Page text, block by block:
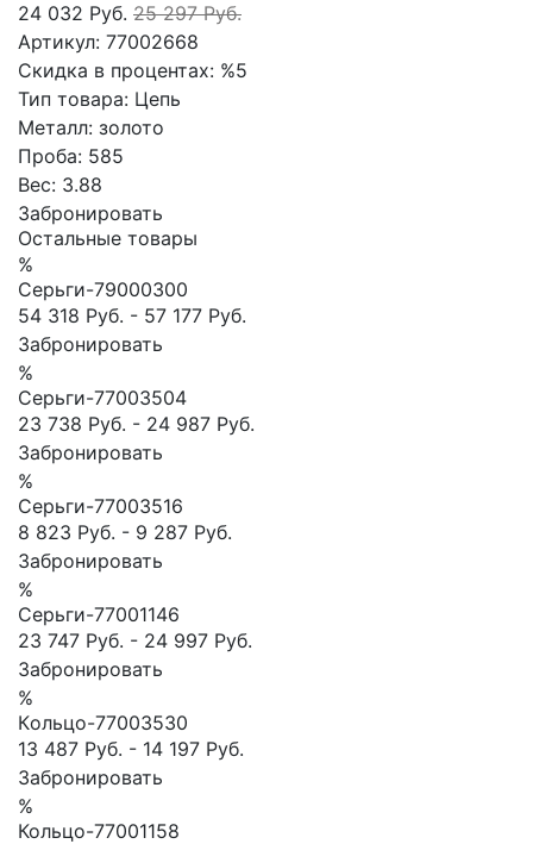
24 032 Руб. 25 297 Руб.
Артикул: 77002668
Скидка в процентах: %5
Тип товара: Цепь
Металл: золото
Проба: 585
Вес: 3.88
Забронировать
Остальные товары
%
Серьги-79000300
54 318 Руб. - 57 177 Руб.
Забронировать
%
Сеpьги-77003504
23 738 Руб. - 24 987 Руб.
Забронировать
%
Сеpьги-77003516
8 823 Руб. - 9 287 Руб.
Забронировать
%
Серьги-77001146
23 747 Руб. - 24 997 Руб.
Забронировать
%
Кoльцо-77003530
13 487 Руб. - 14 197 Руб.
Забронировать
%
Кольцо-77001158